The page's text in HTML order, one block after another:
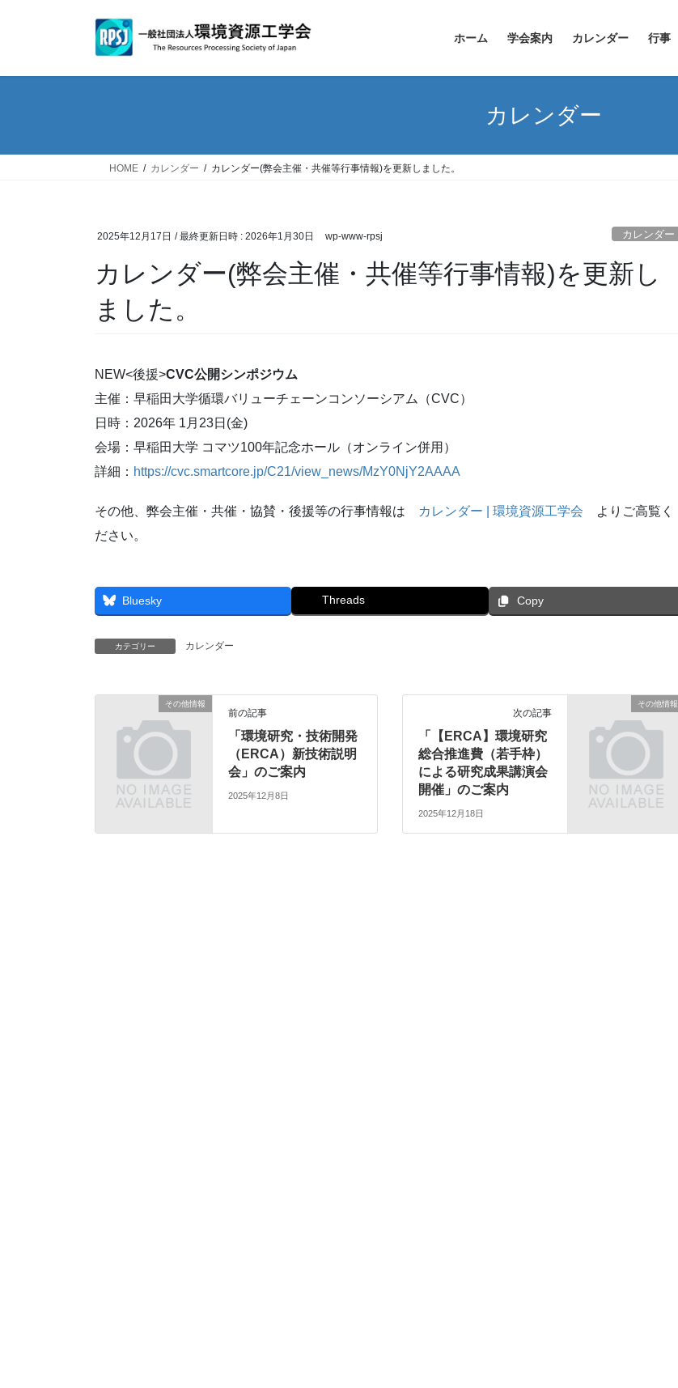
ホーム 学会案内 カレンダー 行事
カレンダー
HOME カレンダー カレンダー(弊会主催・共催等行事情報)を更新しました。
2025年12月17日 / 最終更新日時 : 2026年1月30日 wp-www-rpsj カレンダー
カレンダー(弊会主催・共催等行事情報)を更新し
ました。
NEW<後援>CVC公開シンポジウム
主催：早稲田大学循環バリューチェーンコンソーシアム（CVC）
日時：2026年 1月23日(金)
会場：早稲田大学 コマツ100年記念ホール（オンライン併用）
詳細： https://cvc.smartcore.jp/C21/view_news/MzY0NjY2AAAA
その他、弊会主催・共催・協賛・後援等の行事情報は カレンダー | 環境資源工学会 よりご高覧く
ださい。
Bluesky Threads Copy
カテゴリー カレンダー
その他情報
前の記事
「環境研究・技術開発
（ERCA）新技術説明
会」のご案内
2025年12月8日
その他情報
次の記事
「【ERCA】環境研究
総合推進費（若手枠）
による研究成果講演会
開催」のご案内
2025年12月18日